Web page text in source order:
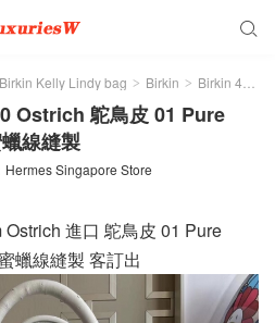

Kelly Lindy bag > Birkin > Birkin 40CM
Ostrich 鴕鳥皮 01 Pure
線縫製
Hermes Singapore Store
進口 鴕鳥皮 01 Pure
蠟線縫製 客訂出